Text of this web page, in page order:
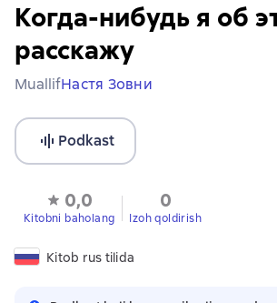
Когда-нибудь я об
расскажу
MuallifНастя Зовни
Podkast
0,0
Kitobni baholang
0
Izoh qoldirish
Kitob rus tilida